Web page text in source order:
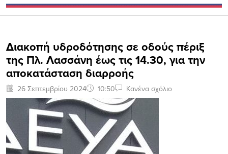
Διακοπή υδροδότησης σε οδούς πέριξ
της Πλ. Λασσάνη έως τις 14.30, για την
αποκατάσταση διαρροής
26 Σεπτεμβρίου 2024 10:50 Κανένα σχόλιο